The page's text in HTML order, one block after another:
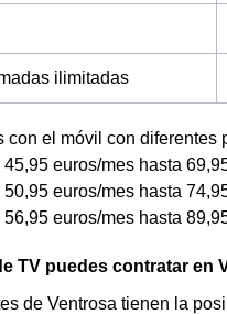
ilimitadas
con el móvil con diferentes
euros/mes hasta
euros/mes hasta
euros/mes hasta
TV puedes contratar en
de Ventrosa tienen la